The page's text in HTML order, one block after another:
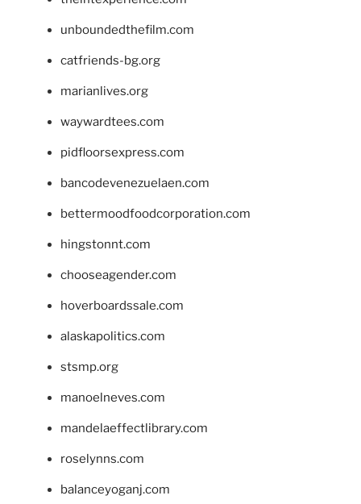
unboundedthefilm.com
catfriends-bg.org
marianlives.org
waywardtees.com
pidfloorsexpress.com
bancodevenezuelaen.com
bettermoodfoodcorporation.com
hingstonnt.com
chooseagender.com
hoverboardssale.com
alaskapolitics.com
stsmp.org
manoelneves.com
mandelaeffectlibrary.com
roselynns.com
balanceyoganj.com